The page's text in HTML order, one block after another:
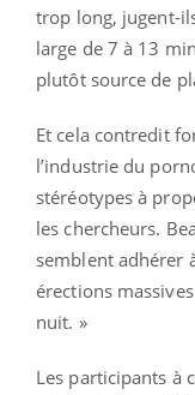
trop long, jugent-
large de 7 à 13
plutôt source de
Et cela contredit
l’industrie du
stéréotypes à
les chercheurs.
semblent adhérer
érections
nuit. »
Les participants à